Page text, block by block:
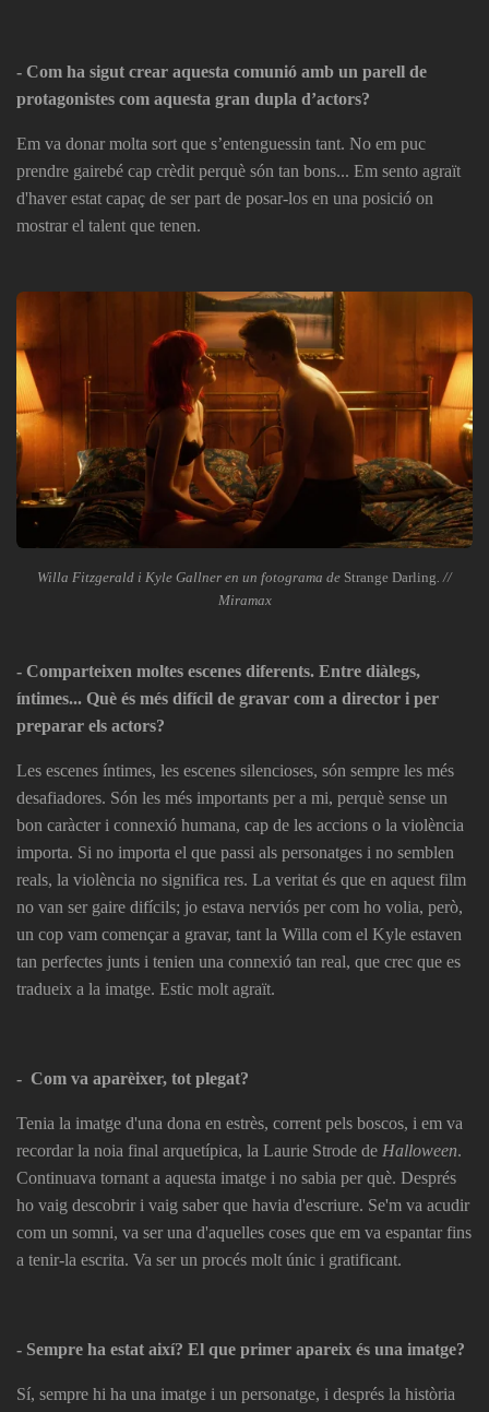
- Com ha sigut crear aquesta comunió amb un parell de
protagonistes com aquesta gran dupla d’actors?
Em va donar molta sort que s’entenguessin tant. No em puc
prendre gairebé cap crèdit perquè són tan bons... Em sento agraït
d'haver estat capaç de ser part de posar-los en una posició on
mostrar el talent que tenen.
Willa Fitzgerald i Kyle Gallner en un fotograma de Strange Darling. //
Miramax
- Comparteixen moltes escenes diferents. Entre diàlegs,
íntimes... Què és més difícil de gravar com a director i per
preparar els actors?
Les escenes íntimes, les escenes silencioses, són sempre les més
desafiadores. Són les més importants per a mi, perquè sense un
bon caràcter i connexió humana, cap de les accions o la violència
importa. Si no importa el que passi als personatges i no semblen
reals, la violència no significa res. La veritat és que en aquest film
no van ser gaire difícils; jo estava nerviós per com ho volia, però,
un cop vam començar a gravar, tant la Willa com el Kyle estaven
tan perfectes junts i tenien una connexió tan real, que crec que es
tradueix a la imatge. Estic molt agraït.
- Com va aparèixer, tot plegat?
Tenia la imatge d'una dona en estrès, corrent pels boscos, i em va
recordar la noia final arquetípica, la Laurie Strode de Halloween.
Continuava tornant a aquesta imatge i no sabia per què. Després
ho vaig descobrir i vaig saber que havia d'escriure. Se'm va acudir
com un somni, va ser una d'aquelles coses que em va espantar fins
a tenir-la escrita. Va ser un procés molt únic i gratificant.
- Sempre ha estat així? El que primer apareix és una imatge?
Sí, sempre hi ha una imatge i un personatge, i després la història